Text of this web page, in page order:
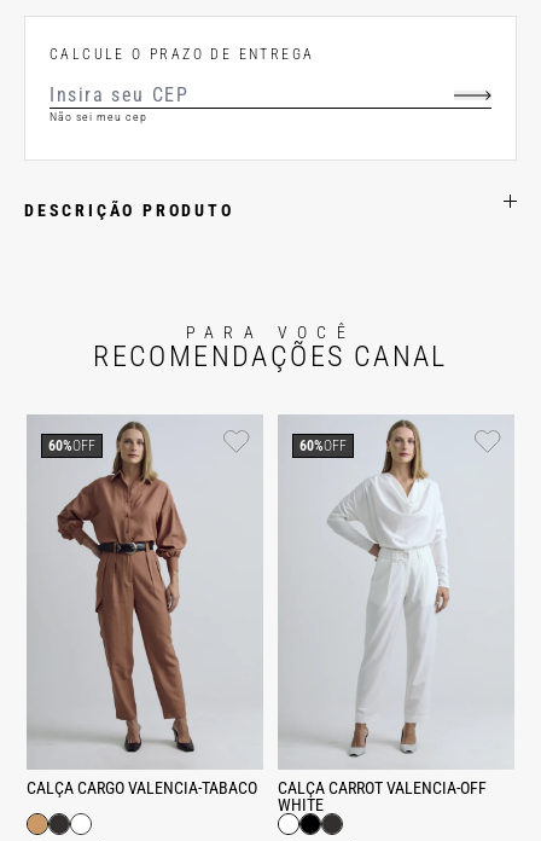
CALCULE O PRAZO DE ENTREGA
Não sei meu cep
DESCRIÇÃO PRODUTO
PARA VOCÊ
RECOMENDAÇÕES CANAL
CALÇA CARGO VALENCIA-TABACO
60%OFF
CALÇA CARROT VALENCIA-OFF
WHITE
60%OFF